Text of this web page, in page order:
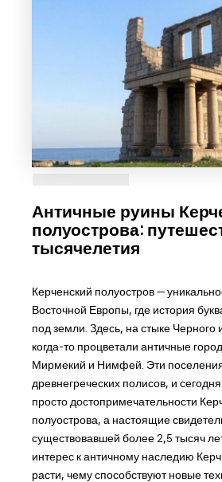
Античные руины
полуострова:
тысячелетия
Керченский полуостров —
Восточной Европы, где история
под земли. Здесь, на стыке Черного
когда-то процветали античные
Мирмекий и Нимфей. Эти
древнегреческих полисов, и
просто достопримечательности
полуострова, а настоящие
существовавшей более 2,5 тысяч
интерес к античному наследию
расти, чему способствуют новые